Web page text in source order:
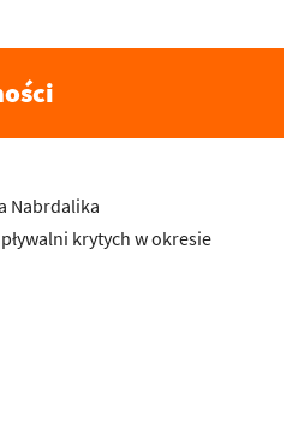
Nabrdalika
krytych w okresie